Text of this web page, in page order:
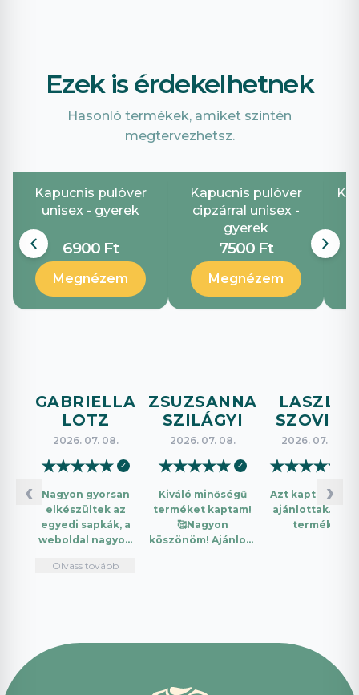
Ezek is érdekelhetnek
Hasonló termékek, amiket szintén
megtervezhetsz.
Kapucnis pulóver
unisex - gyerek
6900 Ft
Megnézem
Kapucnis pulóver
cipzárral unisex -
gyerek
7500 Ft
Megnézem
‹
GABRIELLA
LOTZ
2026. 07. 08.
★★★★★ ✓
Nagyon gyorsan
elkészültek az
egyedi sapkák, a
weboldal nagyon
használni.
fogok innen
Olvass tovább
ZSUZSANNA
SZILÁGYI
2026. 07. 08.
★★★★★ ✓
Kiváló minőségű
terméket kaptam!
🥰Nagyon
köszönöm! Ajánlom
LASZLO
SZOVICS
2026. 07. 08.
★★★★★
Azt kaptam amit
ajánlottak. Jó a
termék.
›